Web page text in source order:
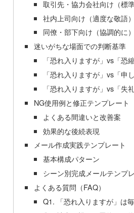
取引先・協力会社向け（標準
社内上司向け（適度な敬語）
同僚・部下向け（協調的に）
迷いがちな場面での判断基準
「恐れ入りますが」vs「恐
「恐れ入りますが」vs「申
「恐れ入りますが」vs「失
NG使用例と修正テンプレート
よくある間違いと改善案
効果的な後続表現
メール作成実践テンプレート
基本構成パターン
シーン別完成メールテンプ
よくある質問（FAQ）
Q1. 「恐れ入りますが」は